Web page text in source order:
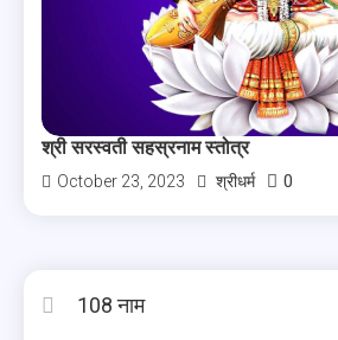
श्री सरस्वती सहस्रनाम स्तोत्र
October 23, 2023 श्रीधर्म 0
108 नाम